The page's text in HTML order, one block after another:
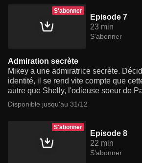
S'abonner
Episode 7
23 min
S'abonner
Admiration secrète
Mikey a une admiratrice secrète.
identité, il se rend vite compte que
autre que Shelly, l'odieuse soeur de
Disponible jusqu'au 31/12
S'abonner
Episode 8
22 min
S'abonner